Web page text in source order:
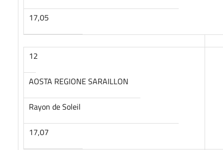
17,05
12
AOSTA REGIONE SARAILLON
Rayon de Soleil
17,07